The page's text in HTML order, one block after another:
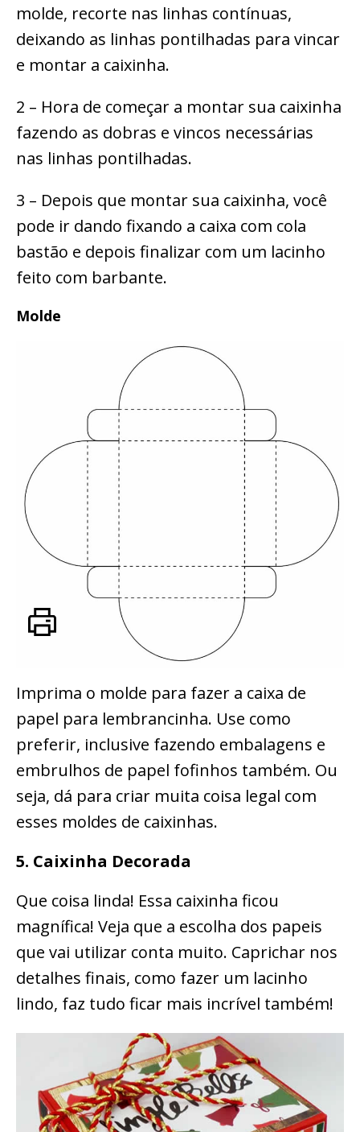
molde, recorte nas linhas contínuas,
deixando as linhas pontilhadas para vincar
e montar a caixinha.
2 – Hora de começar a montar sua caixinha
fazendo as dobras e vincos necessárias
nas linhas pontilhadas.
3 – Depois que montar sua caixinha, você
pode ir dando fixando a caixa com cola
bastão e depois finalizar com um lacinho
feito com barbante.
Molde
Imprima o molde para fazer a caixa de
papel para lembrancinha. Use como
preferir, inclusive fazendo embalagens e
embrulhos de papel fofinhos também. Ou
seja, dá para criar muita coisa legal com
esses moldes de caixinhas.
5. Caixinha Decorada
Que coisa linda! Essa caixinha ficou
magnífica! Veja que a escolha dos papeis
que vai utilizar conta muito. Caprichar nos
detalhes finais, como fazer um lacinho
lindo, faz tudo ficar mais incrível também!